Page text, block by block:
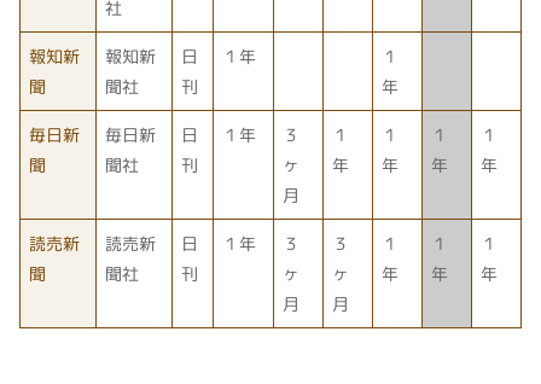
社
報知新
聞
報知新
聞社
日
刊
１年
１
年
毎日新
聞
毎日新
聞社
日
刊
１年
３
ヶ
月
１
年
１
年
１
年
１
年
読売新
聞
読売新
聞社
日
刊
１年
３
ヶ
月
３
ヶ
月
１
年
１
年
１
年